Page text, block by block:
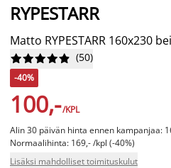
RYPESTARR
Matto RYPESTARR 160x230





 (50)
-40%
100,-/KPL
Alin 30 päivän hinta ennen kampanjaa:
Normaalihinta: 169,- /kpl (-40%)
Lisäksi mahdolliset toimituskulut